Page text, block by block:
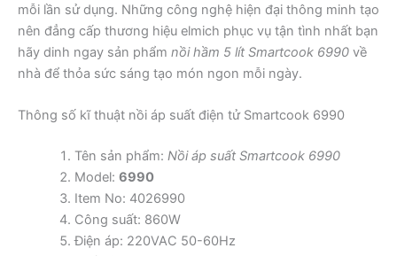
mỗi lần sử dụng. Những công nghệ hiện đại thông minh tạo
nên đẳng cấp thương hiệu elmich phục vụ tận tình nhất bạn
hãy dinh ngay sản phẩm nồi hầm 5 lít Smartcook 6990 về
nhà để thỏa sức sáng tạo món ngon mỗi ngày.
Thông số kĩ thuật nồi áp suất điện tử Smartcook 6990
Tên sản phẩm: Nồi áp suất Smartcook 6990
Model: 6990
Item No: 4026990
Công suất: 860W
Điện áp: 220VAC 50-60Hz